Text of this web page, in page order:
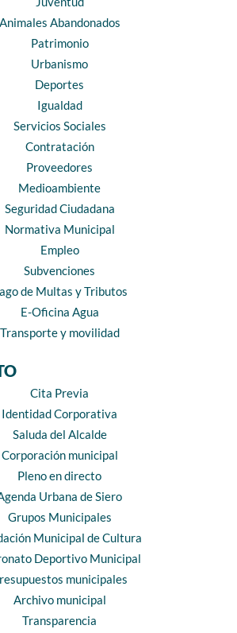
Animales Abandonados
Patrimonio
Urbanismo
Deportes
Igualdad
Servicios Sociales
Contratación
Proveedores
Medioambiente
Seguridad Ciudadana
Normativa Municipal
Empleo
Subvenciones
de Multas y Tributos
E-Oficina Agua
Transporte y movilidad
Cita Previa
Identidad Corporativa
Saluda del Alcalde
Corporación municipal
Pleno en directo
Urbana de Siero
Grupos Municipales
Municipal de Cultura
Deportivo Municipal
municipales
Archivo municipal
Transparencia